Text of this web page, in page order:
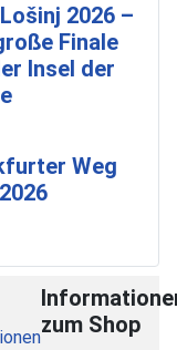
2026 –
Finale
Insel der
Weg
zum Shop